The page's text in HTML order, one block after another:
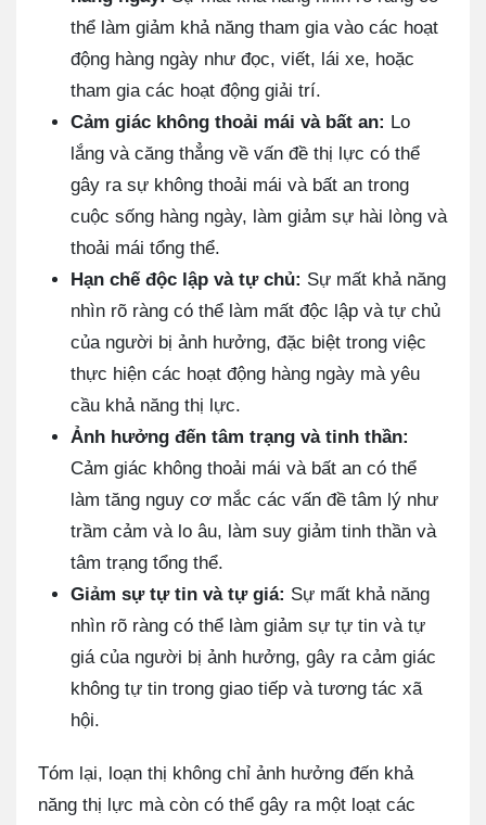
thể làm giảm khả năng tham gia vào các hoạt
động hàng ngày như đọc, viết, lái xe, hoặc
tham gia các hoạt động giải trí.
Cảm giác không thoải mái và bất an: Lo
lắng và căng thẳng về vấn đề thị lực có thể
gây ra sự không thoải mái và bất an trong
cuộc sống hàng ngày, làm giảm sự hài lòng và
thoải mái tổng thể.
Hạn chế độc lập và tự chủ: Sự mất khả năng
nhìn rõ ràng có thể làm mất độc lập và tự chủ
của người bị ảnh hưởng, đặc biệt trong việc
thực hiện các hoạt động hàng ngày mà yêu
cầu khả năng thị lực.
Ảnh hưởng đến tâm trạng và tinh thần:
Cảm giác không thoải mái và bất an có thể
làm tăng nguy cơ mắc các vấn đề tâm lý như
trầm cảm và lo âu, làm suy giảm tinh thần và
tâm trạng tổng thể.
Giảm sự tự tin và tự giá: Sự mất khả năng
nhìn rõ ràng có thể làm giảm sự tự tin và tự
giá của người bị ảnh hưởng, gây ra cảm giác
không tự tin trong giao tiếp và tương tác xã
hội.
Tóm lại, loạn thị không chỉ ảnh hưởng đến khả
năng thị lực mà còn có thể gây ra một loạt các